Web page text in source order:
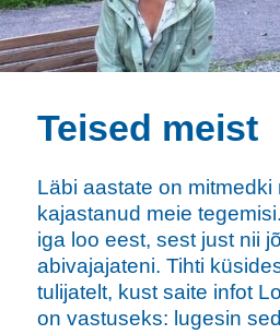
Teised meist
Läbi aastate on mitmedki
kajastanud meie
iga loo eest, sest just nii
abivajajateni. Tihti
tulijatelt, kust saite infot
on vastuseks: lugesin